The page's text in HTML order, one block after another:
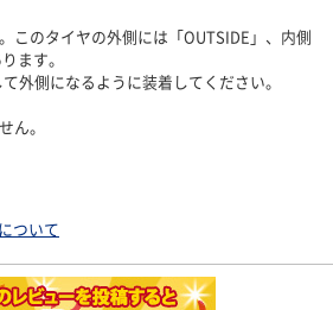
このタイヤの外側には「OUTSIDE」、内側
ます。
外側になるように装着してください。
ん。
ついて